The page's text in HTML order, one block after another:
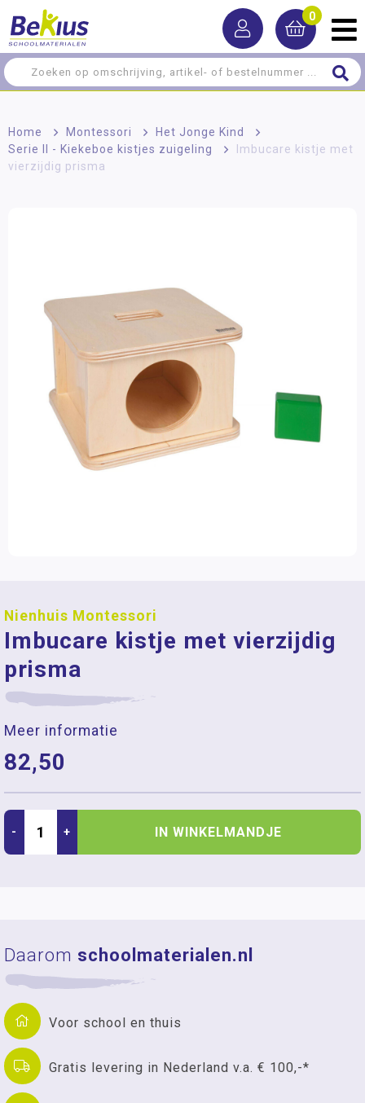
0
Home > Montessori > Het Jonge Kind
>
Serie II - Kiekeboe kistjes zuigeling
>
Imbucare kistje met
vierzijdig prisma
Nienhuis Montessori
Imbucare kistje met vierzijdig
prisma
Meer informatie
82,50
- + IN WINKELMANDJE
Daarom schoolmaterialen.nl
Voor school en thuis
Gratis levering in Nederland v.a. € 100,-*